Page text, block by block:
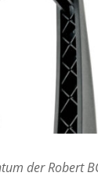
der Robert